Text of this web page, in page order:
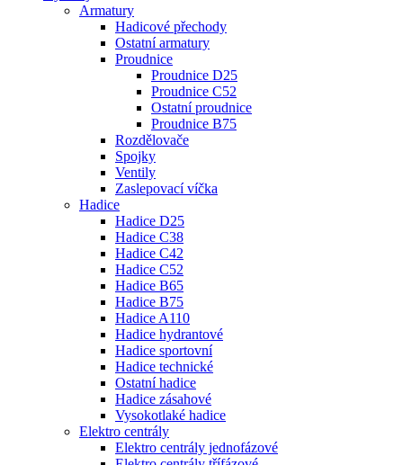
Armatury
Hadicové přechody
Ostatní armatury
Proudnice
Proudnice D25
Proudnice C52
Ostatní proudnice
Proudnice B75
Rozdělovače
Spojky
Ventily
Zaslepovací víčka
Hadice
Hadice D25
Hadice C38
Hadice C42
Hadice C52
Hadice B65
Hadice B75
Hadice A110
Hadice hydrantové
Hadice sportovní
Hadice technické
Ostatní hadice
Hadice zásahové
Vysokotlaké hadice
Elektro centrály
Elektro centrály jednofázové